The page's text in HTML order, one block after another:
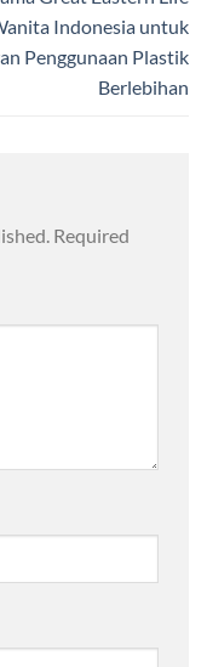
Indonesia untuk
Penggunaan Plastik
Berlebihan
Required